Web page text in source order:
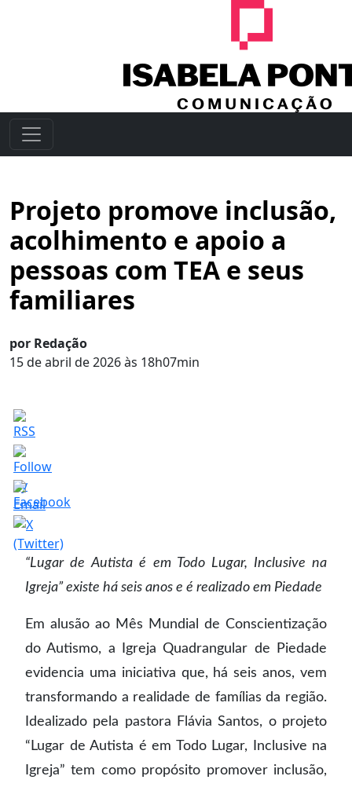
Projeto promove inclusão,
acolhimento e apoio a
pessoas com TEA e seus
familiares
por Redação
15 de abril de 2026 às 18h07min
“Lugar de Autista é em Todo Lugar, Inclusive na
Igreja” existe há seis anos e é realizado em Piedade
Em alusão ao Mês Mundial de Conscientização
do Autismo, a Igreja Quadrangular de Piedade
evidencia uma iniciativa que, há seis anos, vem
transformando a realidade de famílias da região.
Idealizado pela pastora Flávia Santos, o projeto
“Lugar de Autista é em Todo Lugar, Inclusive na
Igreja” tem como propósito promover inclusão,